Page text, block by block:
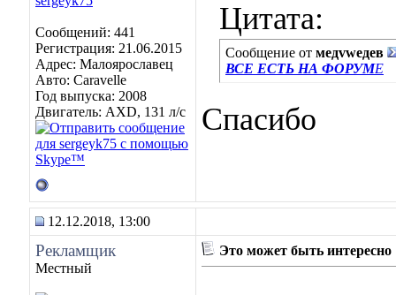
Сообщений: 441
Регистрация: 21.06.2015
Адрес: Малоярославец
Авто: Caravelle
Год выпуска: 2008
Двигатель: AXD, 131 л/с
Цитата:
Сообщение от медvwедев
ВСЕ ЕСТЬ НА ФОРУМЕ
Спасибо
12.12.2018, 13:00
Рекламщик
Местный
Это может быть интересно